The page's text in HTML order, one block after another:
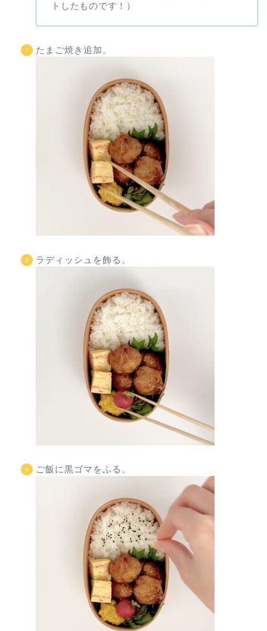
トしたものです！）
たまご焼き追加。
ラディッシュを飾る。
ご飯に黒ゴマをふる。